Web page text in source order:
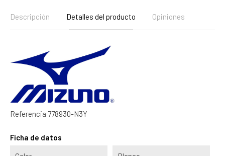
Descripción Detalles del producto Opiniones
Referencia 778930-N3Y
Ficha de datos